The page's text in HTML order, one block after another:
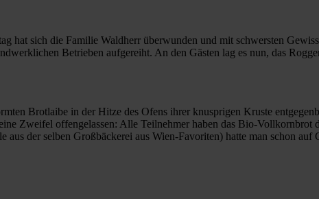
hat sich die Familie Waldherr überwunden und mit schwersten
Betrieben aufgereiht. An den Gästen lag es nun, das
Brotlaibe in der Hitze des Ofens ihrer knusprigen Kruste
Zweifel offengelassen: Alle Teilnehmer haben das Bio-Vollkornbrot
aus der selben Großbäckerei aus Wien-Favoriten) hatte man schon